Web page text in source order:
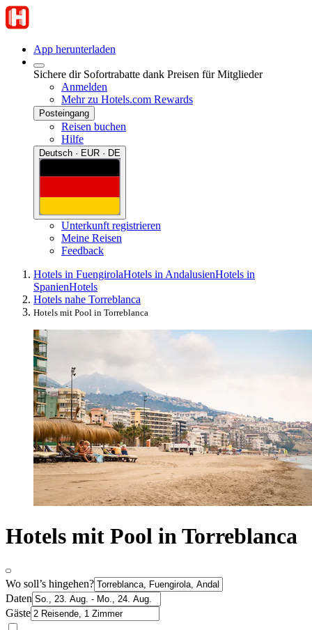
App herunterladen
Sichere dir Sofortrabatte dank Preisen für Mitglieder
Anmelden
Mehr zu Hotels.com Rewards
Posteingang
Reisen buchen
Hilfe
Deutsch · EUR · DE
Unterkunft registrieren
Meine Reisen
Feedback
Hotels in FuengirolaHotels in AndalusienHotels in
SpanienHotels
Hotels nahe Torreblanca
Hotels mit Pool in Torreblanca
Hotels mit Pool in Torreblanca
Wo soll’s hingehen?
Daten
Gäste